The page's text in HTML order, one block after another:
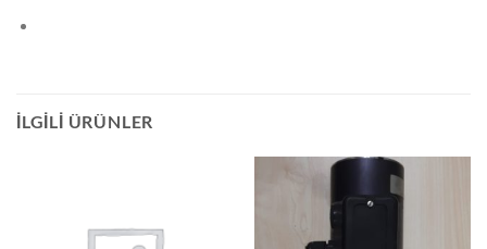
İLGILI ÜRÜNLER